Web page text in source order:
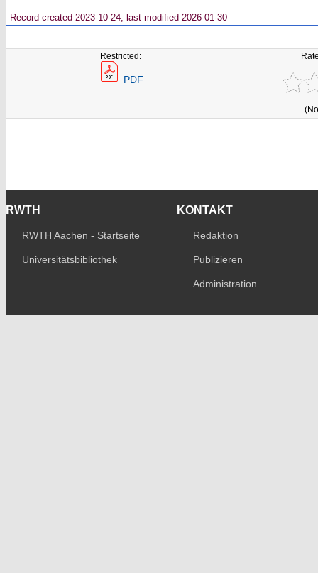
Record created 2023-10-24, last modified 2026-01-30
Restricted:
PDF
RWTH
RWTH Aachen - Startseite
Universitätsbibliothek
KONTAKT
Redaktion
Publizieren
Administration